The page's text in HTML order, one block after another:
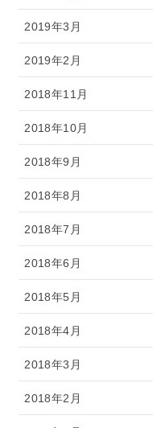
2019年3月
2019年2月
2018年11月
2018年10月
2018年9月
2018年8月
2018年7月
2018年6月
2018年5月
2018年4月
2018年3月
2018年2月